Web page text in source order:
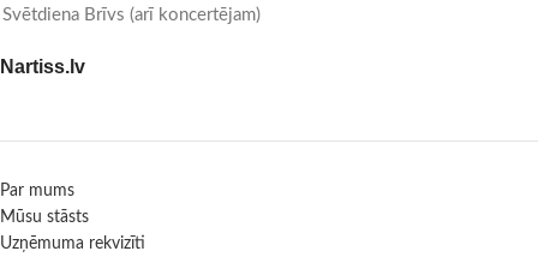
Svētdiena Brīvs (arī koncertējam)
Nartiss.lv
Par mums
Mūsu stāsts
Uzņēmuma rekvizīti